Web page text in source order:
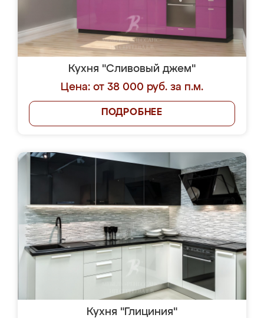
Кухня "Сливовый джем"
Цена: от 38 000 руб. за п.м.
ПОДРОБНЕЕ
Кухня "Глициния"